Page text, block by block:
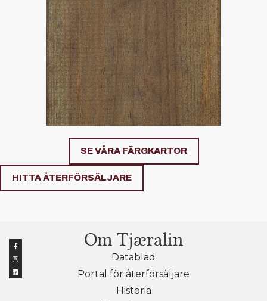
SE VÅRA FÄRGKARTOR
HITTA ÅTERFÖRSÄLJARE
Om Tjæralin
Datablad
Portal för återförsäljare
Historia